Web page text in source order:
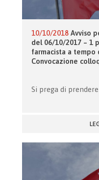
10/10/2018 Avviso
del 06/10/2017 – 1
farmacista a tempo
Convocazione
Si prega di